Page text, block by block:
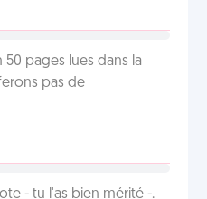
50 pages lues dans la
pas de
- tu l'as bien mérité -.